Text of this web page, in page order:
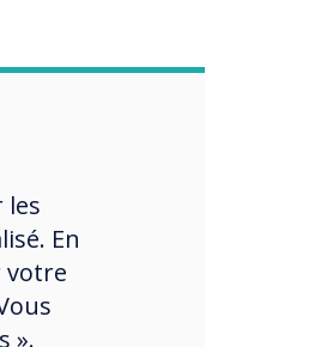
les
En
votre
».